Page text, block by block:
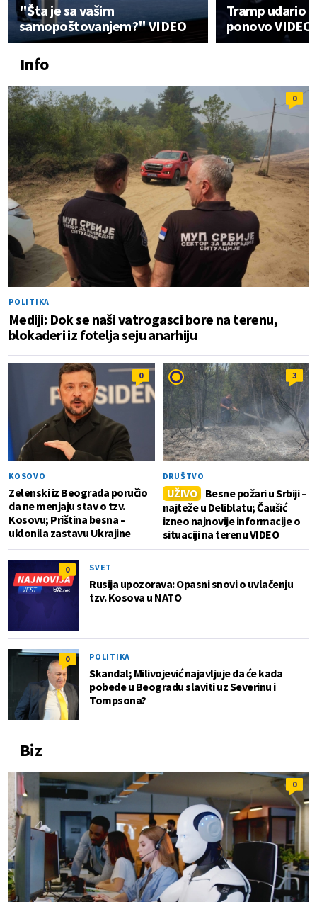
"Šta je sa vašim
samopoštovanjem?" VIDEO
Tramp udario
ponovo VIDEO
Info
0
POLITIKA
Mediji: Dok se naši vatrogasci bore na terenu,
blokaderi iz fotelja seju anarhiju
0
KOSOVO
Zelenski iz Beograda poručio
da ne menjaju stav o tzv.
Kosovu; Priština besna –
uklonila zastavu Ukrajine
3
DRUŠTVO
UŽIVO
Besne požari u Srbiji –
najteže u Deliblatu; Čaušić
izneo najnovije informacije o
situaciji na terenu VIDEO
0 SVET
Rusija upozorava: Opasni snovi o uvlačenju
tzv. Kosova u NATO
0 POLITIKA
Skandal; Milivojević najavljuje da će kada
pobede u Beogradu slaviti uz Severinu i
Tompsona?
Biz
0